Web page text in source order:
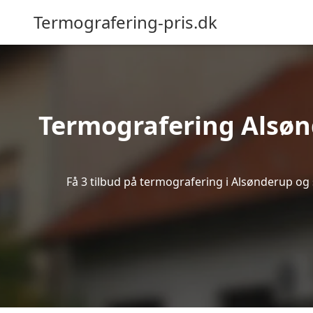
Termografering-pris.dk
Termografering
Få 3 tilbud på termografering i Alsønderup